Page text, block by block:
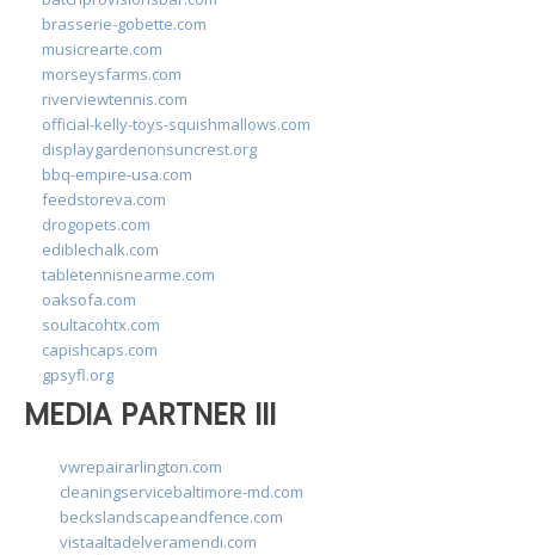
brasserie-gobette.com
musicrearte.com
morseysfarms.com
riverviewtennis.com
official-kelly-toys-squishmallows.com
displaygardenonsuncrest.org
bbq-empire-usa.com
feedstoreva.com
drogopets.com
ediblechalk.com
tabletennisnearme.com
oaksofa.com
soultacohtx.com
capishcaps.com
gpsyfl.org
MEDIA PARTNER III
vwrepairarlington.com
cleaningservicebaltimore-md.com
beckslandscapeandfence.com
vistaaltadelveramendi.com